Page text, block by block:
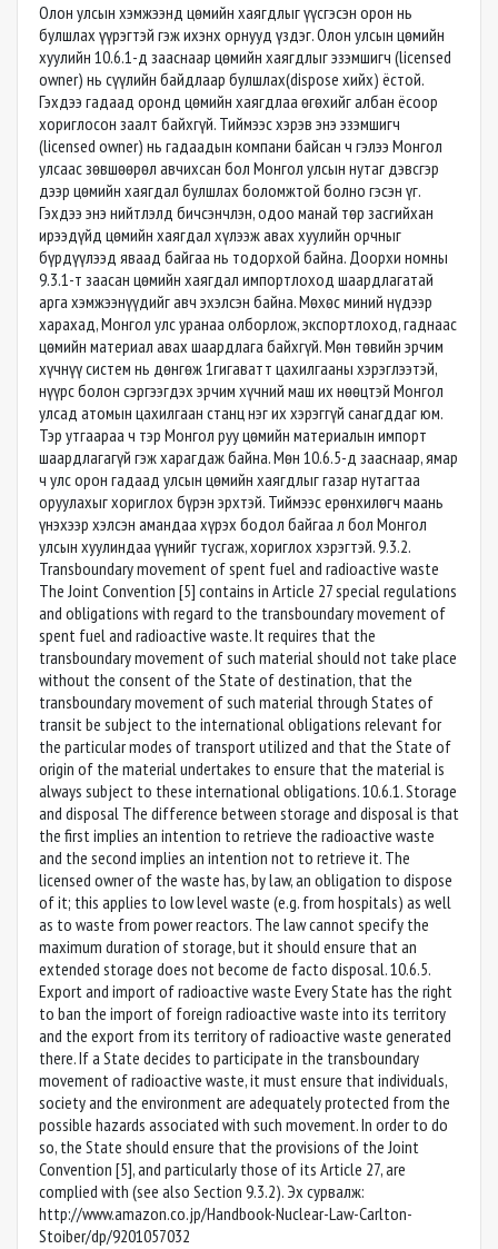
Олон улсын хэмжээнд цөмийн хаягдлыг үүсгэсэн орон нь
булшлах үүрэгтэй гэж ихэнх орнууд үздэг. Олон улсын цөмийн
хуулийн 10.6.1-д зааснаар цөмийн хаягдлыг эзэмшигч (licensed
owner) нь сүүлийн байдлаар булшлах(dispose хийх) ёстой.
Гэхдээ гадаад оронд цөмийн хаягдлаа өгөхийг албан ёсоор
хориглосон заалт байхгүй. Тиймээс xэрэв энэ эзэмшигч
(licensed owner) нь гадаадын компани байсан ч гэлээ Монгол
улсаас зөвшөөрөл авчихсан бол Монгол улсын нутаг дэвсгэр
дээр цөмийн хаягдал булшлах боломжтой болно гэсэн үг.
Гэхдээ энэ нийтлэлд бичсэнчлэн, одоо манай төр засгийхан
ирээдүйд цөмийн хаягдал хүлээж авах хуулийн орчныг
бүрдүүлээд яваад байгаа нь тодорхой байна. Доорхи номны
9.3.1-т заасан цөмийн хаягдал импортлоход шаардлагатай
арга хэмжээнүүдийг авч эxэлсэн байна. Мөхөс миний нүдээр
харахад, Монгол улс уранаа олборлож, экспортлоход, гаднаас
цөмийн материал авах шаардлага байхгүй. Мөн төвийн эрчим
хүчнүү систем нь дөнгөж 1гигаватт цахилгааны хэрэглээтэй,
нүүрс болон сэргээгдэх эрчим хүчний маш их нөөцтэй Монгол
улсад атомын цахилгаан станц нэг их хэрэггүй санагддаг юм.
Тэр утгаараа ч тэр Монгол руу цөмийн материалын импорт
шаардлагагүй гэж харагдаж байна. Мөн 10.6.5-д зааснаар, ямар
ч улс орон гадаад улсын цөмийн хаягдлыг газар нутагтаа
оруулахыг хориглох бүрэн эрхтэй. Тиймээс ерөнхилөгч маань
үнэхээр хэлсэн амандаа хүрэx бодол байгаа л бол Монгол
улсын хуулиндаа үүнийг тусгаж, хориглох хэрэгтэй. 9.3.2.
Transboundary movement of spent fuel and radioactive waste
The Joint Convention [5] contains in Article 27 special regulations
and obligations with regard to the transboundary movement of
spent fuel and radioactive waste. It requires that the
transboundary movement of such material should not take place
without the consent of the State of destination, that the
transboundary movement of such material through States of
transit be subject to the international obligations relevant for
the particular modes of transport utilized and that the State of
origin of the material undertakes to ensure that the material is
always subject to these international obligations. 10.6.1. Storage
and disposal The difference between storage and disposal is that
the first implies an intention to retrieve the radioactive waste
and the second implies an intention not to retrieve it. The
licensed owner of the waste has, by law, an obligation to dispose
of it; this applies to low level waste (e.g. from hospitals) as well
as to waste from power reactors. The law cannot specify the
maximum duration of storage, but it should ensure that an
extended storage does not become de facto disposal. 10.6.5.
Export and import of radioactive waste Every State has the right
to ban the import of foreign radioactive waste into its territory
and the export from its territory of radioactive waste generated
there. If a State decides to participate in the transboundary
movement of radioactive waste, it must ensure that individuals,
society and the environment are adequately protected from the
possible hazards associated with such movement. In order to do
so, the State should ensure that the provisions of the Joint
Convention [5], and particularly those of its Article 27, are
complied with (see also Section 9.3.2). Эx сурвалж:
http://www.amazon.co.jp/Handbook-Nuclear-Law-Carlton-
Stoiber/dp/9201057032